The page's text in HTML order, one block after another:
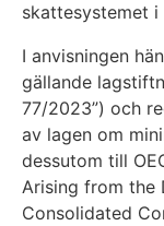
skattesystemet i
I anvisningen
gällande
77/2023”) och
av lagen om
dessutom till
Arising from the
Consolidated